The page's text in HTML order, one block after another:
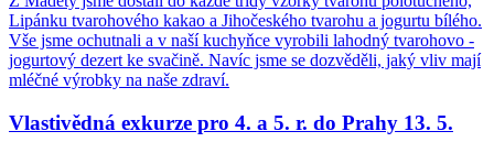
Lipánku tvarohového kakao a Jihočeského tvarohu a jogurtu bílého.
Vše jsme ochutnali a v naší kuchyňce vyrobili lahodný tvarohovo -
jogurtový dezert ke svačině. Navíc jsme se dozvěděli, jaký vliv mají
mléčné výrobky na naše zdraví.
Vlastivědná exkurze pro 4. a 5. r. do Prahy 13. 5.